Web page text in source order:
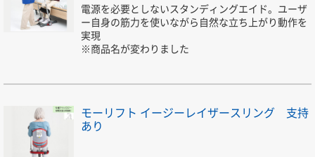
電源を必要としないスタンディングエイド。ユーザ
ー自身の筋力を使いながら自然な立ち上がり動作を
実現
※商品名が変わりました
モーリフト イージーレイザースリング 支持
あり